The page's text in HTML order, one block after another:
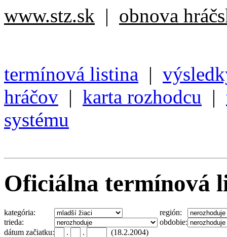
www.stz.sk | obnova
termínová listina |
hráčov | karta rozhodcu |
systému
Oficiálna termínová
kategória:
región:
trieda:
obdobie:
dátum začiatku:
. . (18.2.2004)